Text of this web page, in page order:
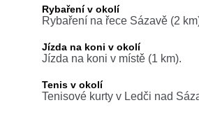
Rybaření v okolí
Rybaření na řece Sázavě (2
Jízda na koni v okolí
Jízda na koni v místě (1 km).
Tenis v okolí
Tenisové kurty v Ledči nad